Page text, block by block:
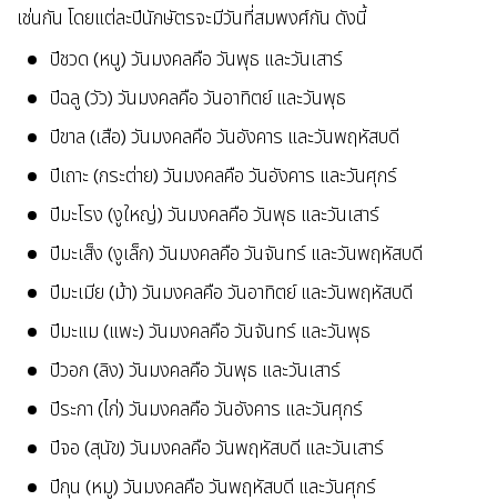
เช่นกัน โดยแต่ละปีนักษัตรจะมีวันที่สมพงศ์กัน ดังนี้
ปีชวด (หนู) วันมงคลคือ วันพุธ และวันเสาร์
ปีฉลู (วัว) วันมงคลคือ วันอาทิตย์ และวันพุธ
ปีขาล (เสือ) วันมงคลคือ วันอังคาร และวันพฤหัสบดี
ปีเถาะ (กระต่าย) วันมงคลคือ วันอังคาร และวันศุกร์
ปีมะโรง (งูใหญ่) วันมงคลคือ วันพุธ และวันเสาร์
ปีมะเส็ง (งูเล็ก) วันมงคลคือ วันจันทร์ และวันพฤหัสบดี
ปีมะเมีย (ม้า) วันมงคลคือ วันอาทิตย์ และวันพฤหัสบดี
ปีมะแม (แพะ) วันมงคลคือ วันจันทร์ และวันพุธ
ปีวอก (ลิง) วันมงคลคือ วันพุธ และวันเสาร์
ปีระกา (ไก่) วันมงคลคือ วันอังคาร และวันศุกร์
ปีจอ (สุนัข) วันมงคลคือ วันพฤหัสบดี และวันเสาร์
ปีกุน (หมู) วันมงคลคือ วันพฤหัสบดี และวันศุกร์